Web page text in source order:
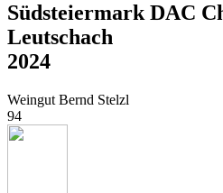
Südsteiermark DAC
Leutschach
2024
Weingut Bernd Stelzl
94